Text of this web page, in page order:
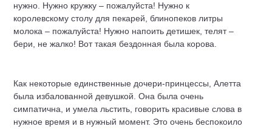
нужно. Нужно кружку – пожалуйста! Нужно к
королевскому столу для пекарей, блинопеков литры
молока – пожалуйста! Нужно напоить детишек, телят –
бери, не жалко! Вот такая бездонная была корова.
Как некоторые единственные дочери-принцессы, Алетта
была избалованной девушкой. Она была очень
симпатична, и умела льстить, говорить красивые слова в
нужное время и в нужный момент. Это очень беспокоило